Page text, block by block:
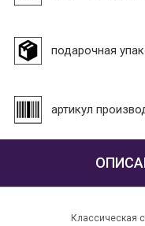
подарочная
артикул
Классическая